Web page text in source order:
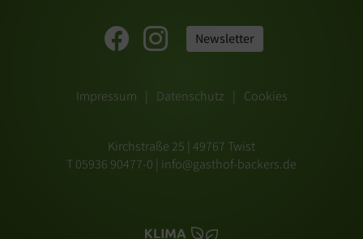
Newsletter
Impressum Datenschutz Cookies
Kirchstraße 25 | 49767 Twist
T 05936 90477-0 | info@gasthof-backers.de